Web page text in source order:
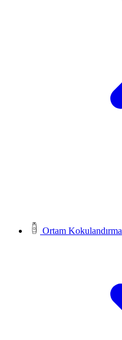
Ortam Kokulandırma